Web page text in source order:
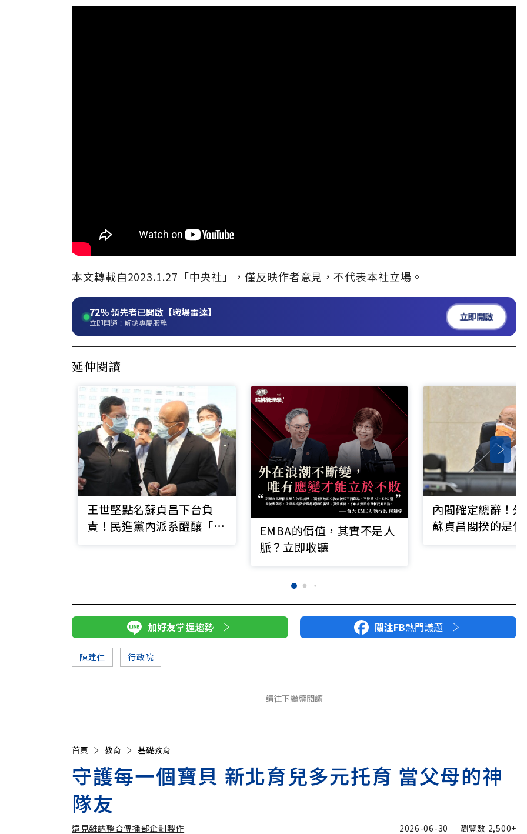
本文轉載自2023.1.27 「中央社」 ，僅反映作者意見，不代表本社立場。
72%領先者已開啟【職場雷達】
立即開通！解鎖專屬服務
立即開啟
延伸閱讀
王世堅點名蘇貞昌下台負
責！民進黨內派系醞釀「中
EMBA的價值，其實不是人
脈？立即收聽
內閣確定總辭！
蘇貞昌閣揆的是他
加好友掌握趨勢 關注FB熱門議題
陳建仁 行政院
請往下繼續閱讀
首頁 教育 基礎教育
守護每一個寶貝 新北育兒多元托育 當父母的神
隊友
遠見雜誌整合傳播部企劃製作 2026-06-30 瀏覽數 2,500+